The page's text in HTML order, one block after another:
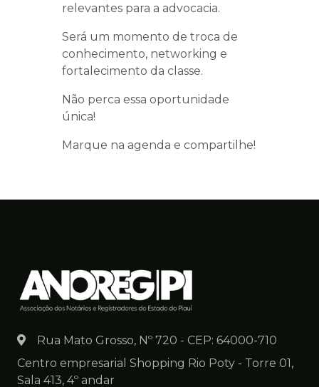
relevantes para a advocacia.
Será um momento de troca de
conhecimento, networking e
fortalecimento da classe.
Não perca essa oportunidade
única!
Marque na agenda e compartilhe!
Rua Mato Grosso, Nº 720 - CEP: 64000-710
Centro empresarial Shopping Rio Poty - Torre 01,
Sala 413, 4º andar